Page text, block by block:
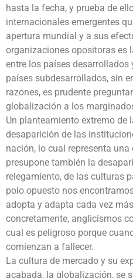
hasta la fecha, y prueba de
internacionales emergentes
apertura mundial y a sus
organizaciones opositoras es
entre los países
países subdesarrollados, sin
razones, es prudente
globalización a los
Un planteamiento extremo
desaparición de las
nación, lo cual representa
presupone también la
relegamiento, de las culturas
polo opuesto nos
adopta y adapta cada vez
concretamente, anglicismos
cual es peligroso porque
comienzan a fallecer.
La cultura de mercado y su
acabada, la globalización, se